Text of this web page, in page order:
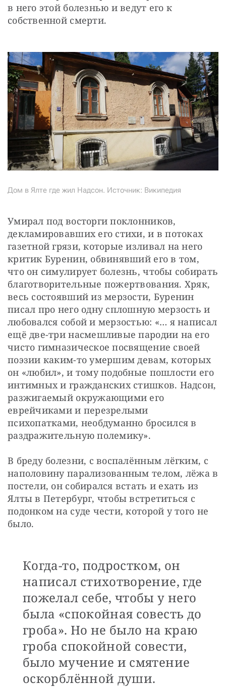
в него этой болезнью и ведут его к
собственной смерти.
Дом в Ялте где жил Надсон. Источник: Википедия
Умирал под восторги поклонников,
декламировавших его стихи, и в потоках
газетной грязи, которые изливал на него
критик Буренин, обвинявший его в том,
что он симулирует болезнь, чтобы собирать
благотворительные пожертвования. Хряк,
весь состоявший из мерзости, Буренин
писал про него одну сплошную мерзость и
любовался собой и мерзостью: «… я написал
ещё две-три насмешливые пародии на его
чисто гимназическое посвящение своей
поэзии каким-то умершим девам, которых
он «любил», и тому подобные пошлости его
интимных и гражданских стишков. Надсон,
разжигаемый окружающими его
еврейчиками и перезрелыми
психопатками, необдуманно бросился в
раздражительную полемику».
В бреду болезни, с воспалённым лёгким, с
наполовину парализованным телом, лёжа в
постели, он собирался встать и ехать из
Ялты в Петербург, чтобы встретиться с
подонком на суде чести, которой у того не
было.
Когда-то, подростком, он
написал стихотворение, где
пожелал себе, чтобы у него
была «спокойная совесть до
гроба». Но не было на краю
гроба спокойной совести,
было мучение и смятение
оскорблённой души.